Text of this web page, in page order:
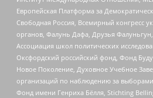
Европейская Платформа за
Свободная Россия, Всемирный конгресс
органов, Фалунь Дафа, Друзья
Ассоциация школ политических
Оксфордский российский фонд, Фонд
Новое Поколение, Духовное Учебное
организаций по наблюдению за
Фонд имени Генриха Бёлля, Stichting